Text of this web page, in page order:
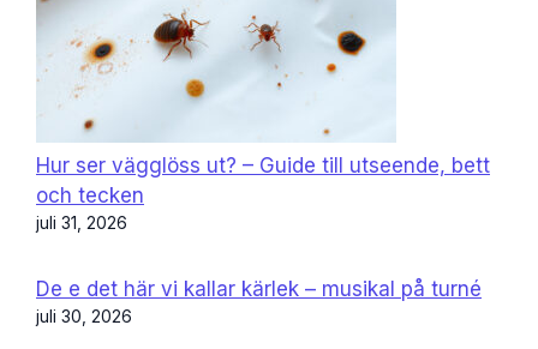
Hur ser vägglöss ut? – Guide till utseende, bett
och tecken
juli 31, 2026
De e det här vi kallar kärlek – musikal på turné
juli 30, 2026